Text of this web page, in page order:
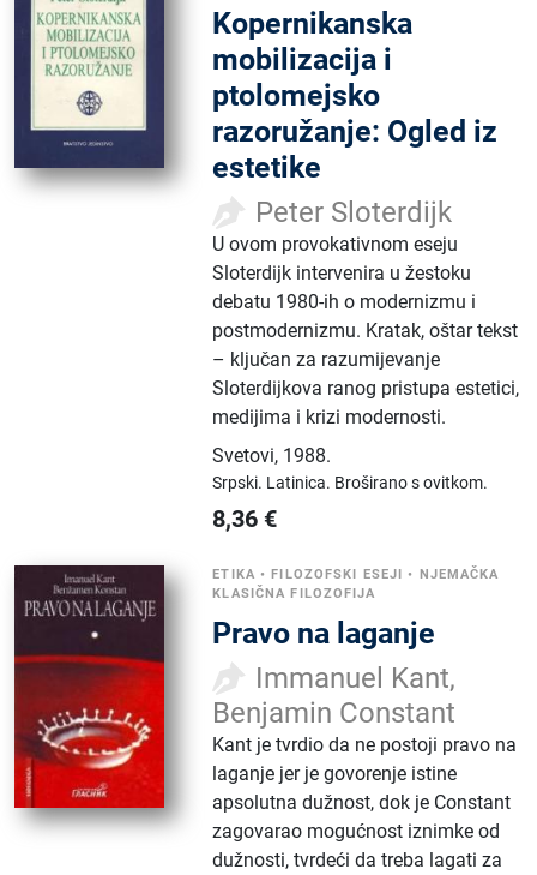
Kopernikanska
mobilizacija i
ptolomejsko
razoružanje: Ogled iz
estetike
Peter Sloterdijk
U ovom provokativnom eseju
Sloterdijk intervenira u žestoku
debatu 1980-ih o modernizmu i
postmodernizmu. Kratak, oštar tekst
– ključan za razumijevanje
Sloterdijkova ranog pristupa estetici,
medijima i krizi modernosti.
Svetovi, 1988.
Srpski. Latinica. Broširano s ovitkom.
8,36 €
ETIKA •FILOZOFSKI ESEJI • NJEMAČKA
KLASIČNA FILOZOFIJA
Pravo na laganje
Immanuel Kant,
Benjamin Constant
Kant je tvrdio da ne postoji pravo na
laganje jer je govorenje istine
apsolutna dužnost, dok je Constant
zagovarao mogućnost iznimke od
dužnosti, tvrdeći da treba lagati za